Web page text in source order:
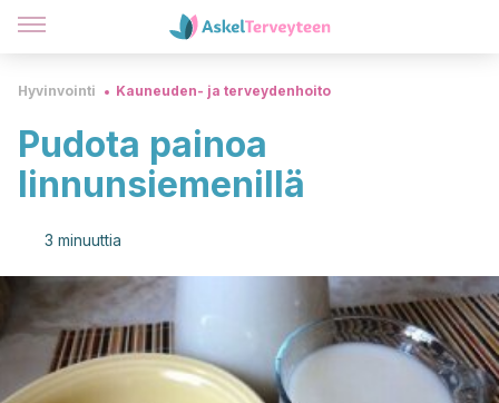
Hyvinvointi Kauneuden- ja terveydenhoito
Pudota painoa
linnunsiemenillä
3 minuuttia